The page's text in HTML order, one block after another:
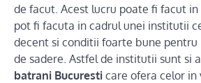
de facut. Acest lucru poate fi facut
pot fi facuta in cadrul unei institutii
decent si conditii foarte bune
de sadere. Astfel de institutii sunt si
batrani Bucuresti care ofera celor